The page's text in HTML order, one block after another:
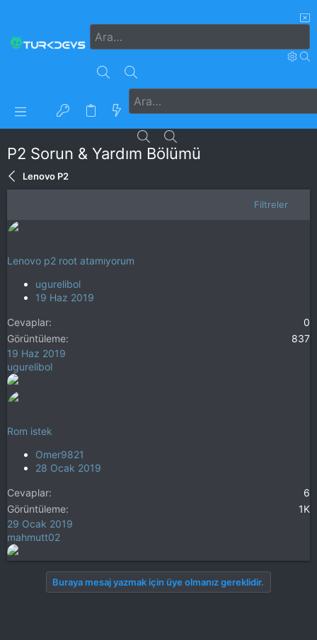
P2 Sorun & Yardım Bölümü
Lenovo P2
Filtreler
Lenovo p2 root atamıyorum
ugurelibol
19 Haz 2019
Cevaplar
0
Görüntüleme
837
19 Haz 2019
ugurelibol
Rom istek
Omer9821
28 Ocak 2019
Cevaplar
6
Görüntüleme
1K
29 Ocak 2019
mahmutt02
Buraya mesaj yazmak için üye olmanız gereklidir.